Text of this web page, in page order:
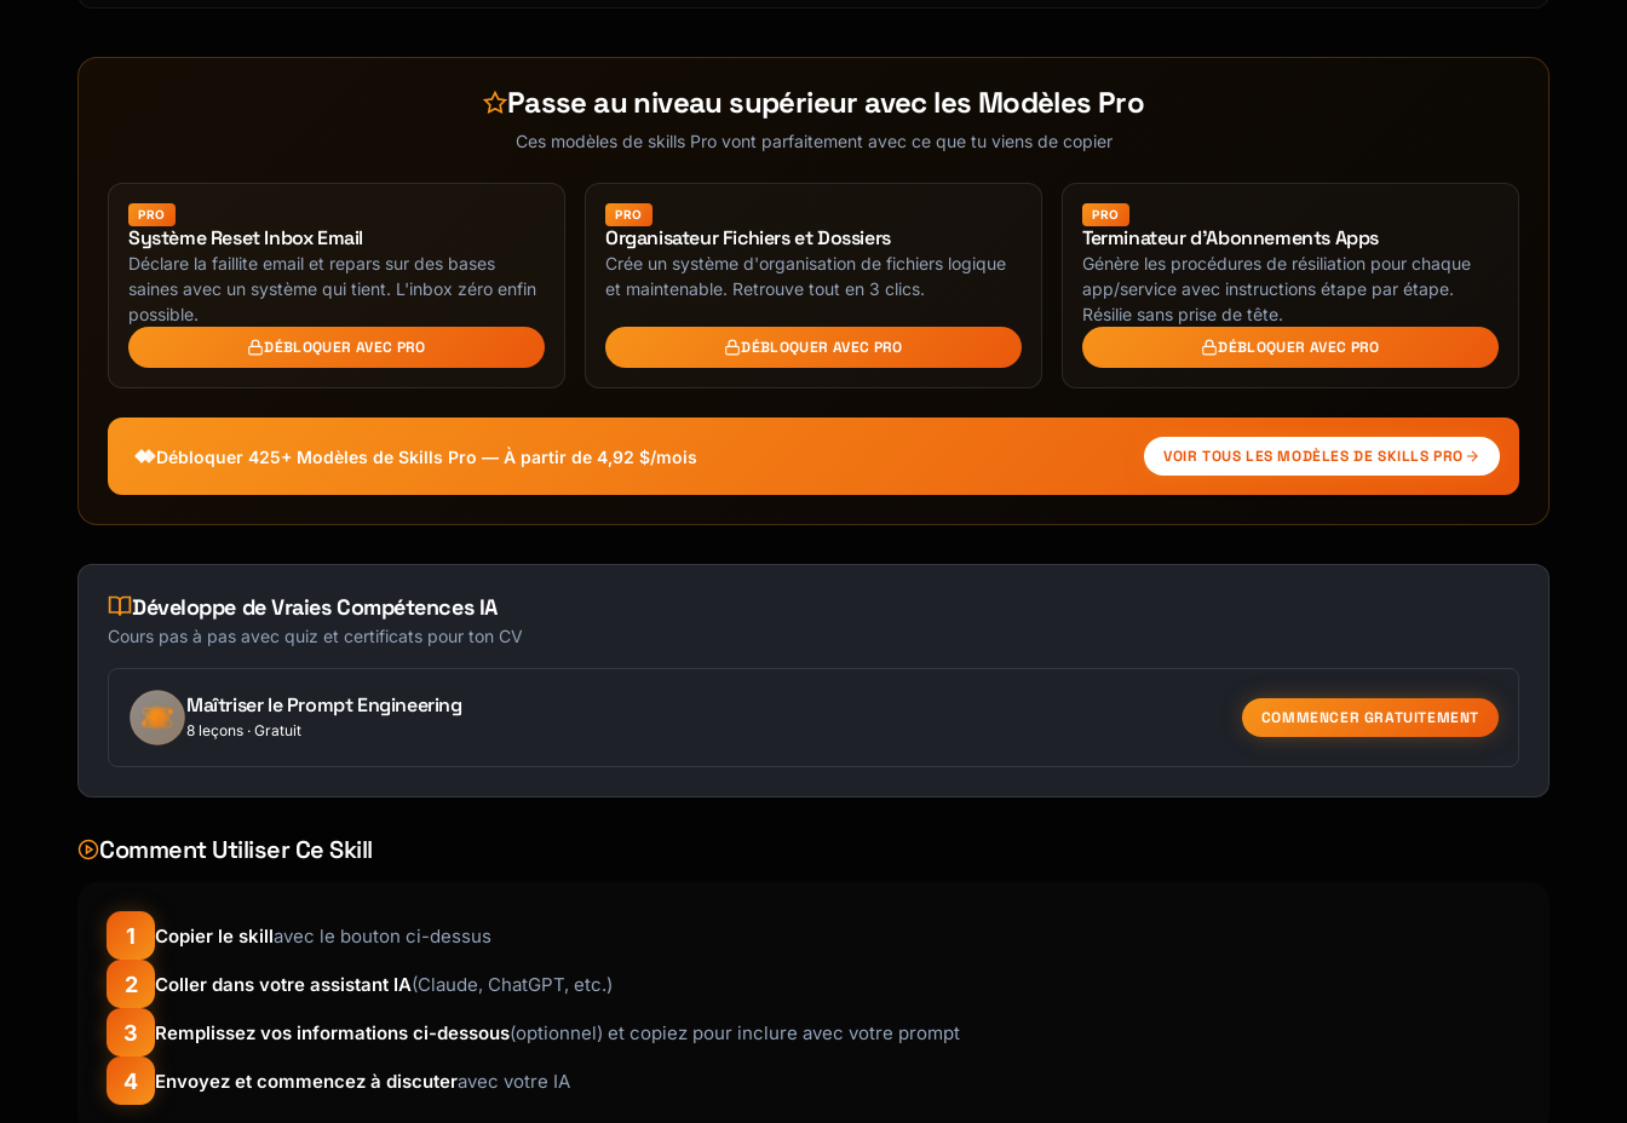
6. **Establish** maintenance routines
Passe au niveau supérieur avec les Modèles Pro
Ces modèles de skills Pro vont parfaitement avec ce que tu viens de copier
PRO
Système Reset Inbox Email
Déclare la faillite email et repars sur des bases
saines avec un système qui tient. L'inbox zéro enfin
possible.
DÉBLOQUER AVEC PRO
PRO
Organisateur Fichiers et Dossiers
Crée un système d'organisation de fichiers logique
et maintenable. Retrouve tout en 3 clics.
DÉBLOQUER AVEC PRO
PRO
Terminateur d'Abonnements Apps
Génère les procédures de résiliation pour chaque
app/service avec instructions étape par étape.
Résilie sans prise de tête.
DÉBLOQUER AVEC PRO
Débloquer 425+ Modèles de Skills Pro — À partir de 4,92 $/mois VOIR TOUS LES MODÈLES DE SKILLS PRO
Développe de Vraies Compétences IA
Cours pas à pas avec quiz et certificats pour ton CV
Maîtriser le Prompt Engineering
8 leçons · Gratuit
COMMENCER GRATUITEMENT
Comment Utiliser Ce Skill
1 Copier le skillavec le bouton ci-dessus
2 Coller dans votre assistant IA(Claude, ChatGPT, etc.)
3 Remplissez vos informations ci-dessous(optionnel) et copiez pour inclure avec votre prompt
4 Envoyez et commencez à discuteravec votre IA